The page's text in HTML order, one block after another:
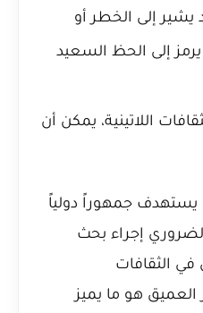
يشير إلى الخطر أو
إلى الحظ السعيد
اللاتينية، يمكن أن
جمهوراً دولياً
إجراء بحث
في الثقافات
العميق هو ما يميز